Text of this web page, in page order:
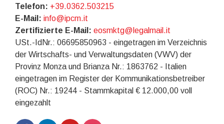
Telefon: +39.0362.503215
E-Mail: info@ipcm.it
Zertifizierte E-Mail: eosmktg@legalmail.it
USt.-IdNr.: 06695850963 - eingetragen im Verzeichnis
der Wirtschafts- und Verwaltungsdaten (VWV) der
Provinz Monza und Brianza Nr.: 1863762 - Italien
eingetragen im Register der Kommunikationsbetreiber
(ROC) Nr.: 19244 - Stammkapital € 12.000,00 voll
eingezahlt